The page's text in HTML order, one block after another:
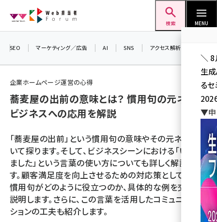
ン
検索 MENU
seo (3526)
youtube (2434)
note (2312)
セミナー (2307)
z世代 (1622)
meo (1275)
SEO マーケティング／広告 AI SNS アクセス解析／データ分析
企業ホームページ運営の心得
蕎麦屋の出前の意味とは？ 慣用句の元ネタと
ビジネスへの応用を解説
「蕎麦屋の出前」という慣用句の意味やその元ネタにつ
いて探ります。そして、ビジネスシーンにおける「いま出
ました」という言葉の使い方についても詳しく解説しま
す。顧客満足度を向上させるための対応策として、この
慣用句がどのように役立つのか、具体的な例を交えて
説明します。さらに、この言葉を活用したコミュニケー
ションの工夫も紹介します。
＼ 8
生
る
▼申